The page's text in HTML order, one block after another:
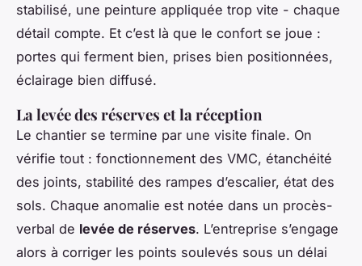
stabilisé, une peinture appliquée trop vite - chaque
détail compte. Et c’est là que le confort se joue :
portes qui ferment bien, prises bien positionnées,
éclairage bien diffusé.
La levée des réserves et la réception
Le chantier se termine par une visite finale. On
vérifie tout : fonctionnement des VMC, étanchéité
des joints, stabilité des rampes d’escalier, état des
sols. Chaque anomalie est notée dans un procès-
verbal de levée de réserves. L’entreprise s’engage
alors à corriger les points soulevés sous un délai